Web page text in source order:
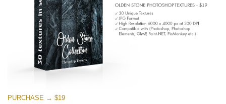
PURCHASE → $19